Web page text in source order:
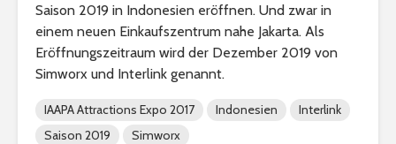
Saison 2019 in Indonesien eröffnen. Und zwar in
einem neuen Einkaufszentrum nahe Jakarta. Als
Eröffnungszeitraum wird der Dezember 2019 von
Simworx und Interlink genannt.
IAAPA Attractions Expo 2017 Indonesien
Interlink
Saison 2019
Simworx